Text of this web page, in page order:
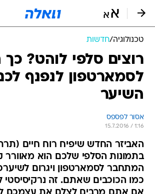
טכנולוגיה/חדשות
רוצים סלפי לוהט? כך
לסמארטפון לנפנף
השיער
אסור לפספס
15.7.2016 / 1:16
האביזר החדש שיפיח רוח חיים
בתמונות הסלפי שלכם הוא מאוורר
המתחבר לסמארטפון ויגרום
כמו הכוכבים שאתם. זה נרקיסיסטי